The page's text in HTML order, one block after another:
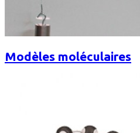
Modèles moléculaires